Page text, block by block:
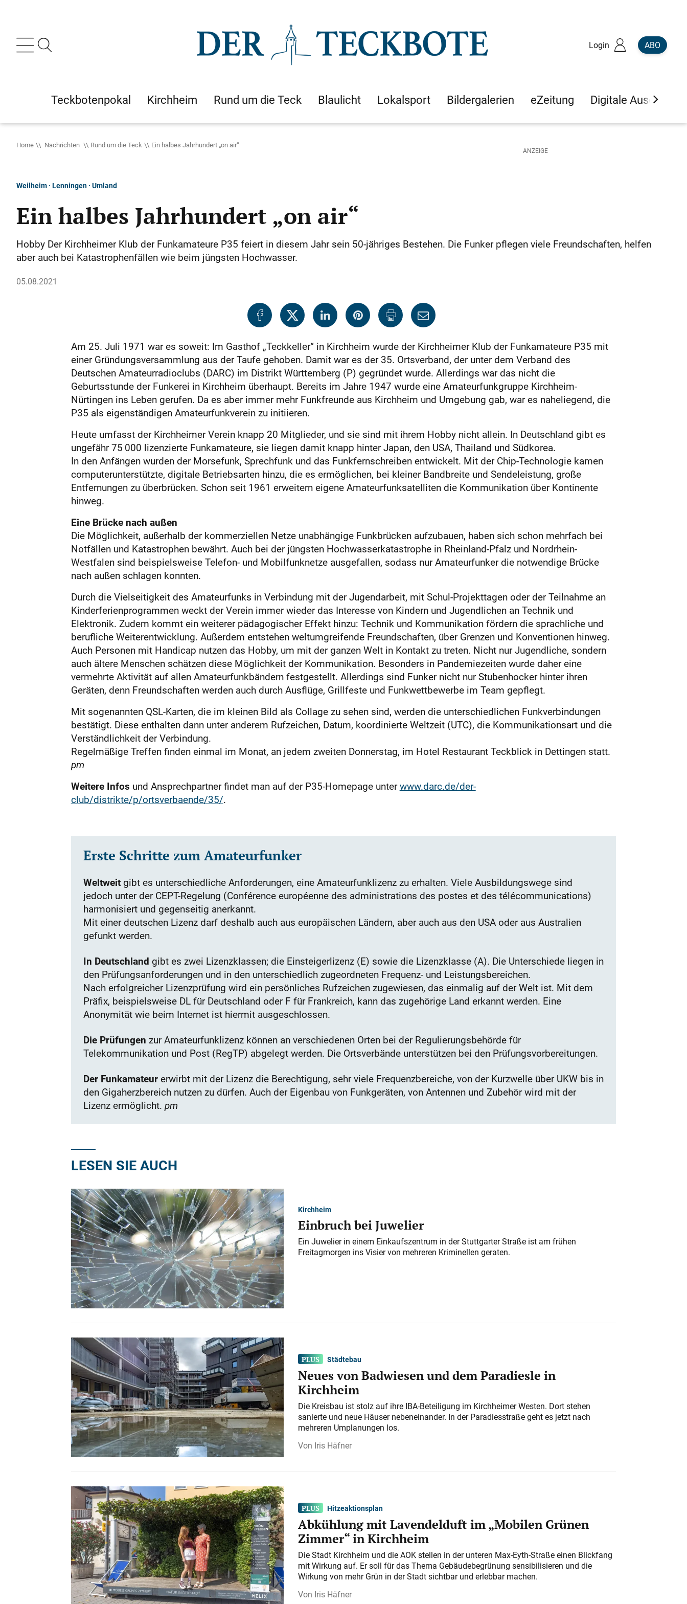
Login ABO
Teckbotenpokal Kirchheim Rund um die Teck Blaulicht Lokalsport Bildergalerien eZeitung Digitale Ausgaben
Home Nachrichten Rund um die Teck Ein halbes Jahrhundert „on air“
Weilheim · Lenningen · Umland
Ein halbes Jahrhundert „on air“
Hobby Der Kirchheimer Klub der Funkamateure P35 feiert in diesem Jahr sein 50-jähriges Bestehen. Die Funker pflegen viele Freundschaften, helfen
aber auch bei Katastrophenfällen wie beim jüngsten Hochwasser.
05.08.2021
Am 25. Juli 1971 war es soweit: Im Gasthof „Teckkeller“ in Kirchheim wurde der Kirchheimer Klub der Funkamateure P35 mit
einer Gründungsversammlung aus der Taufe gehoben. Damit war es der 35. Ortsverband, der unter dem Verband des
Deutschen Amateurradioclubs (DARC) im Distrikt Württemberg (P) gegründet wurde. Allerdings war das nicht die
Geburtsstunde der Funkerei in Kirchheim überhaupt. Bereits im Jahre 1947 wurde eine Amateurfunkgruppe Kirchheim-
Nürtingen ins Leben gerufen. Da es aber immer mehr Funkfreunde aus Kirchheim und Umgebung gab, war es naheliegend, die
P35 als eigenständigen Amateurfunkverein zu initiieren.
Heute umfasst der Kirchheimer Verein knapp 20 Mitglieder, und sie sind mit ihrem Hobby nicht allein. In Deutschland gibt es
ungefähr 75 000 lizenzierte Funkamateure, sie liegen damit knapp hinter Japan, den USA, Thailand und Südkorea.
In den Anfängen wurden der Morsefunk, Sprechfunk und das Funkfernschreiben entwickelt. Mit der Chip-Technologie kamen
computerunterstützte, digitale Betriebsarten hinzu, die es ermöglichen, bei kleiner Bandbreite und Sendeleistung, große
Entfernungen zu überbrücken. Schon seit 1961 erweitern eigene Amateurfunksatelliten die Kommunikation über Kontinente
hinweg.
Eine Brücke nach außen
Die Möglichkeit, außerhalb der kommerziellen Netze unabhängige Funkbrücken aufzubauen, haben sich schon mehrfach bei
Notfällen und Katastrophen bewährt. Auch bei der jüngsten Hochwasserkatastrophe in Rheinland-Pfalz und Nordrhein-
Westfalen sind beispielsweise Telefon- und Mobilfunknetze ausgefallen, sodass nur Amateurfunker die notwendige Brücke
nach außen schlagen konnten.
Durch die Vielseitigkeit des Amateurfunks in Verbindung mit der Jugendarbeit, mit Schul-Projekttagen oder der Teilnahme an
Kinderferienprogrammen weckt der Verein immer wieder das Interesse von Kindern und Jugendlichen an Technik und
Elektronik. Zudem kommt ein weiterer pädagogischer Effekt hinzu: Technik und Kommunikation fördern die sprachliche und
berufliche Weiterentwicklung. Außerdem entstehen weltumgreifende Freundschaften, über Grenzen und Konventionen hinweg.
Auch Personen mit Handicap nutzen das Hobby, um mit der ganzen Welt in Kontakt zu treten. Nicht nur Jugendliche, sondern
auch ältere Menschen schätzen diese Möglichkeit der Kommunikation. Besonders in Pandemiezeiten wurde daher eine
vermehrte Aktivität auf allen Amateurfunkbändern festgestellt. Allerdings sind Funker nicht nur Stubenhocker hinter ihren
Geräten, denn Freundschaften werden auch durch Ausflüge, Grillfeste und Funkwettbewerbe im Team gepflegt.
Mit sogenannten QSL-Karten, die im kleinen Bild als Collage zu sehen sind, werden die unterschiedlichen Funkverbindungen
bestätigt. Diese enthalten dann unter anderem Rufzeichen, Datum, koordinierte Weltzeit (UTC), die Kommunikationsart und die
Verständlichkeit der Verbindung.
Regelmäßige Treffen finden einmal im Monat, an jedem zweiten Donnerstag, im Hotel Restaurant Teckblick in Dettingen statt.
pm
Weitere Infos und Ansprechpartner findet man auf der P35-Homepage unterwww.darc.de/der-
club/distrikte/p/ortsverbaende/35/.
Erste Schritte zum Amateurfunker
Weltweit gibt es unterschiedliche Anforderungen, eine Amateurfunklizenz zu erhalten. Viele Ausbildungswege sind
jedoch unter der CEPT-Regelung (Conférence européenne des administrations des postes et des télécommunications)
harmonisiert und gegenseitig anerkannt.
Mit einer deutschen Lizenz darf deshalb auch aus europäischen Ländern, aber auch aus den USA oder aus Australien
gefunkt werden.
In Deutschland gibt es zwei Lizenzklassen; die Einsteigerlizenz (E) sowie die Lizenzklasse (A). Die Unterschiede liegen in
den Prüfungsanforderungen und in den unterschiedlich zugeordneten Frequenz- und Leistungsbereichen.
Nach erfolgreicher Lizenzprüfung wird ein persönliches Rufzeichen zugewiesen, das einmalig auf der Welt ist. Mit dem
Präfix, beispielsweise DL für Deutschland oder F für Frankreich, kann das zugehörige Land erkannt werden. Eine
Anonymität wie beim Internet ist hiermit ausgeschlossen.
Die Prüfungen zur Amateurfunklizenz können an verschiedenen Orten bei der Regulierungsbehörde für
Telekommunikation und Post (RegTP) abgelegt werden. Die Ortsverbände unterstützen bei den Prüfungsvorbereitungen.
Der Funkamateurerwirbt mit der Lizenz die Berechtigung, sehr viele Frequenzbereiche, von der Kurzwelle über UKW bis in
den Gigaherzbereich nutzen zu dürfen. Auch der Eigenbau von Funkgeräten, von Antennen und Zubehör wird mit der
Lizenz ermöglicht. pm
LESEN SIE AUCH
Kirchheim
Einbruch bei Juwelier
Ein Juwelier in einem Einkaufszentrum in der Stuttgarter Straße ist am frühen
Freitagmorgen ins Visier von mehreren Kriminellen geraten.
Städtebau
Neues von Badwiesen und dem Paradiesle in
Kirchheim
Die Kreisbau ist stolz auf ihre IBA-Beteiligung im Kirchheimer Westen. Dort stehen
sanierte und neue Häuser nebeneinander. In der Paradiesstraße geht es jetzt nach
mehreren Umplanungen los.
Iris Häfner
Hitzeaktionsplan
Abkühlung mit Lavendelduft im „Mobilen Grünen
Zimmer“ in Kirchheim
Die Stadt Kirchheim und die AOK stellen in der unteren Max-Eyth-Straße einen Blickfang
mit Wirkung auf. Er soll für das Thema Gebäudebegrünung sensibilisieren und die
Wirkung von mehr Grün in der Stadt sichtbar und erlebbar machen.
Iris Häfner